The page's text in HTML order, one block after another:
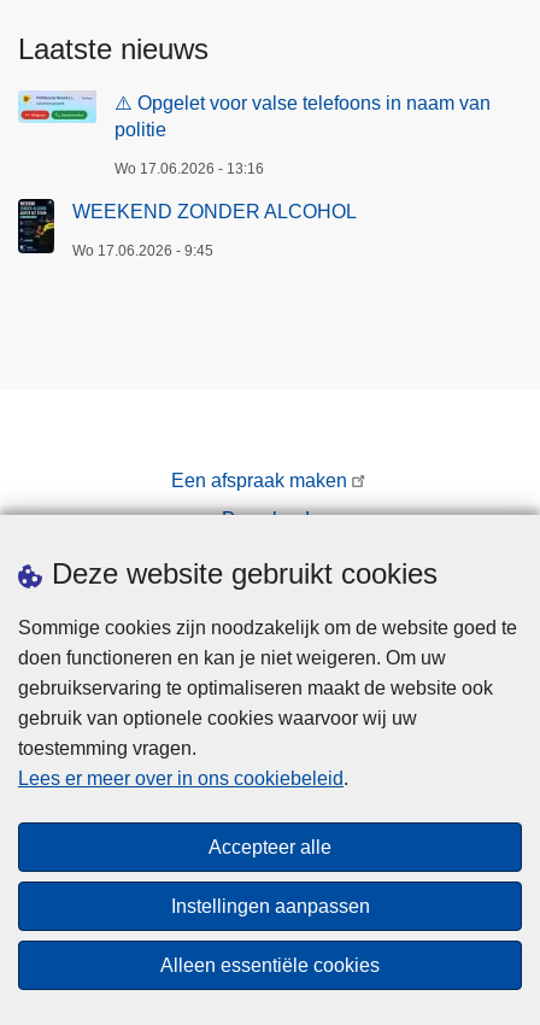
Deze website gebruikt cookies
Sommige cookies zijn noodzakelijk om de website goed te
doen functioneren en kan je niet weigeren. Om uw
gebruikservaring te optimaliseren maakt de website ook
gebruik van optionele cookies waarvoor wij uw
toestemming vragen.
Lees er meer over in ons cookiebeleid.
Accepteer alle
Instellingen aanpassen
Alleen essentiële cookies
Laatste nieuws
⚠️ Opgelet voor valse telefoons in naam van
politie
Wo 17.06.2026 - 13:16
WEEKEND ZONDER ALCOHOL
Wo 17.06.2026 - 9:45
Een afspraak maken
Downloads
Privacy
Cookies
Toegankelijkheid
© 2026 Politie.be